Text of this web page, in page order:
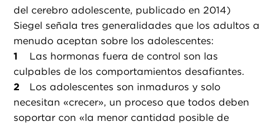
del cerebro adolescente, publicado en 2014)
Siegel señala tres generalidades que los adultos a
menudo aceptan sobre los adolescentes:
Las hormonas fuera de control son las
culpables de los comportamientos desafiantes.
Los adolescentes son inmaduros y solo
necesitan «crecer», un proceso que todos deben
soportar con «la menor cantidad posible de